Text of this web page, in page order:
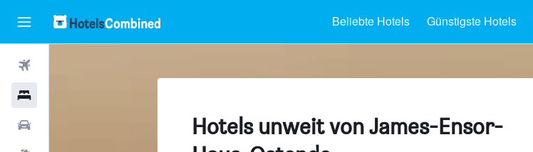
Beliebte Hotels Günstigste Hotels
Hotels unweit von James-Ensor-